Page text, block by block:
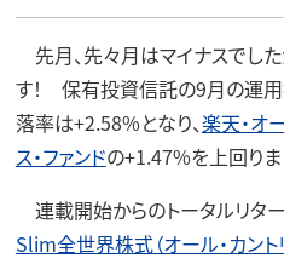
先月、先々月はマイナスでし
す！ 保有投資信託の9月の運
落率は+2.58%となり、楽天・オ
ス・ファンドの+1.47%を上回りま
連載開始からのトータルリタ
Slim全世界株式（オール・カント